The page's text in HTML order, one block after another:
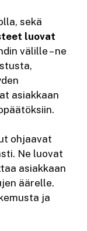
sekä
luovat
välille – ne
asiakkaan
ohjaavat
Ne luovat
asiakkaan
äärelle.
ja